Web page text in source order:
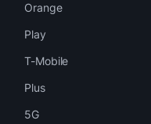
Orange
Play
T-Mobile
Plus
5G